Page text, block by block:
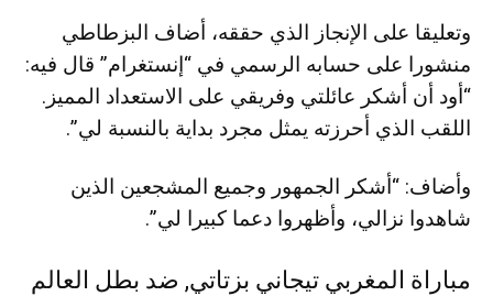
وتعليقا على الإنجاز الذي حققه، أضاف البزطاطي
منشورا على حسابه الرسمي في “إنستغرام” قال فيه:
“أود أن أشكر عائلتي وفريقي على الاستعداد المميز.
اللقب الذي أحرزته يمثل مجرد بداية بالنسبة لي”.
وأضاف: “أشكر الجمهور وجميع المشجعين الذين
شاهدوا نزالي، وأظهروا دعما كبيرا لي”.
مباراة المغربي تيجاني بزتاتي, ضد بطل العالم